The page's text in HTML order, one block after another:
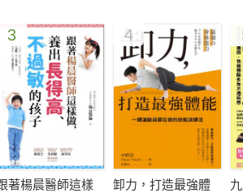
，搭配超過4萬名媽媽的豐富臨床經驗，
媽和新手媽媽們全方位的哺乳訣竅，從孕期
奶一定要搞懂的4大問題，乃至哺乳期常
犯的錯誤，以及產後瘦身、預防媽媽手和
動，幫助妳一次解開所有疑惑，只要按部
分享受親自哺乳的樂趣！
3
著楊晨醫師這樣
4
卸力，打造最強體